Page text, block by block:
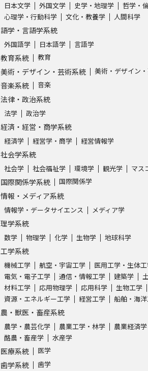
日本文学 外国文学 史学・地理学
哲学・
心理学・行動科学
文化・教養学 人間科学
語学・言語学系統
外国語学 日本語学 言語学
教育系統 教育
美術・デザイン・芸術系統 美術・デザイン
音楽系統 音楽
法律・政治系統
法学 政治学
経済・経営・商学系統
経済学 経営学・商学 経営情報学
社会学系統
社会学 社会福祉学 環境学 観光学 マス
国際関係学系統 国際関係学
情報・メディア系統
情報学・データサイエンス メディア学
理学系統
数学 物理学 化学 生物学 地球科学
工学系統
機械工学 航空・宇宙工学
医用工学・生体
電気・電子工学
通信・情報工学 建築学
材料工学
応用物理学 応用科学
生物工学
資源・エネルギー工学
経営工学 船舶・海
農・獣医・畜産系統
農学・農芸化学 農業工学・林学 農業経済学
酪農・畜産学
水産学
医療系統 医学
歯学系統 歯学